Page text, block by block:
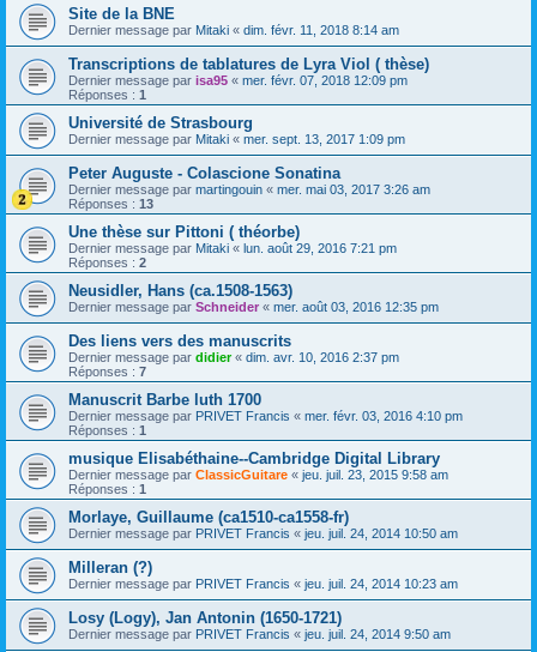
Site de la BNE
Dernier message par Mitaki « dim. févr. 11, 2018 8:14 am
Transcriptions de tablatures de Lyra Viol ( thèse)
Dernier message par isa95 « mer. févr. 07, 2018 12:09 pm
Réponses : 1
Université de Strasbourg
Dernier message par Mitaki « mer. sept. 13, 2017 1:09 pm
Peter Auguste - Colascione Sonatina
Dernier message par martingouin « mer. mai 03, 2017 3:26 am
Réponses : 13
Une thèse sur Pittoni ( théorbe)
Dernier message par Mitaki « lun. août 29, 2016 7:21 pm
Réponses : 2
Neusidler, Hans (ca.1508-1563)
Dernier message par Schneider « mer. août 03, 2016 12:35 pm
Des liens vers des manuscrits
Dernier message par didier« dim. avr. 10, 2016 2:37 pm
Réponses : 7
Manuscrit Barbe luth 1700
Dernier message par PRIVET Francis « mer. févr. 03, 2016 4:10 pm
Réponses : 1
musique Elisabéthaine--Cambridge Digital Library
Dernier message par ClassicGuitare « jeu. juil. 23, 2015 9:58 am
Réponses : 1
Morlaye, Guillaume (ca1510-ca1558-fr)
Dernier message par PRIVET Francis « jeu. juil. 24, 2014 10:50 am
Milleran (?)
Dernier message par PRIVET Francis « jeu. juil. 24, 2014 10:23 am
Losy (Logy), Jan Antonin (1650-1721)
Dernier message par PRIVET Francis « jeu. juil. 24, 2014 9:50 am